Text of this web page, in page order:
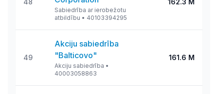
48
Sabiedrība ar ierobežotu
atbildību • 40103394295
162.3 M
49
Akciju sabiedrība
"Balticovo"
Akciju sabiedrība •
40003058863
161.6 M